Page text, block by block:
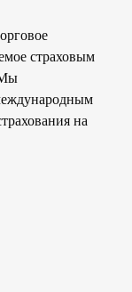
страховым
на